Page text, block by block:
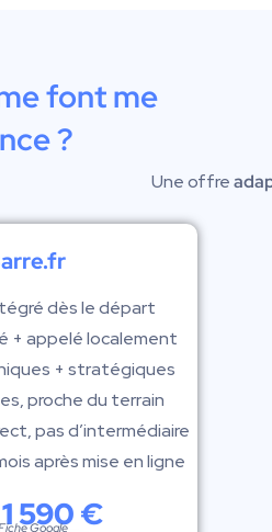
font me
?
Une offre
dès le départ
+ appelé localement
+ stratégiques
proche du terrain
pas d’intermédiaire
après mise en ligne
1 590 €
Google